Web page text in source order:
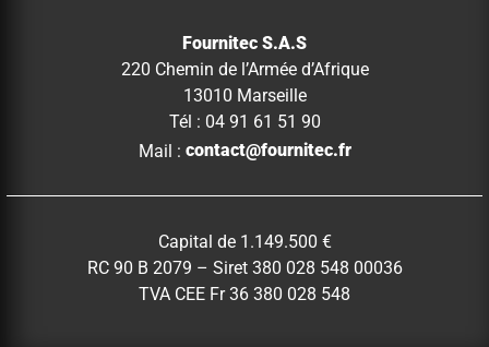
Fournitec S.A.S
220 Chemin de l’Armée d’Afrique
13010 Marseille
Tél : 04 91 61 51 90
Mail : contact@fournitec.fr
Capital de 1.149.500 €
RC 90 B 2079 – Siret 380 028 548 00036
TVA CEE Fr 36 380 028 548